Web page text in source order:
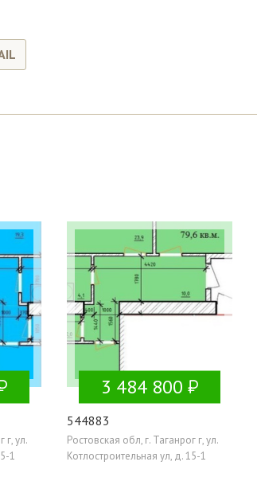
г, ул.
1
3 484 800
544883
Ростовская обл, г. Таганрог г, ул.
Котлостроительная ул, д. 15-1